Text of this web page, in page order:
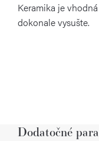
Keramika je
dokonale vysušte.
Dodatočné